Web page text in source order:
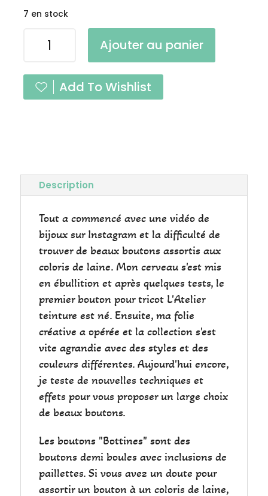
7 en stock
Bottine
Duchesse
Ajouter au panier
Add To Wishlist
Description
Tout a commencé avec une vidéo de
bijoux sur Instagram et la difficulté de
trouver de beaux boutons assortis aux
coloris de laine. Mon cerveau s'est mis
en ébullition et après quelques tests, le
premier bouton pour tricot L'Atelier
teinture est né. Ensuite, ma folie
créative a opérée et la collection s'est
vite agrandie avec des styles et des
couleurs différentes. Aujourd'hui encore,
je teste de nouvelles techniques et
effets pour vous proposer un large choix
de beaux boutons.
Les boutons "Bottines" sont des
boutons demi boules avec inclusions de
paillettes. Si vous avez un doute pour
assortir un bouton à un coloris de laine,